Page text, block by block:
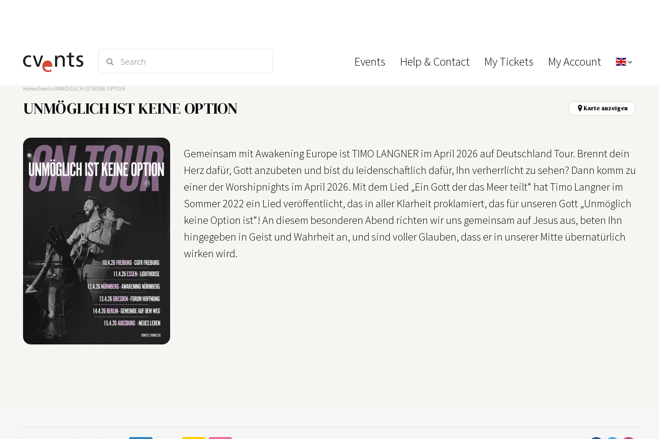
Events Help & Contact My Tickets My Account
Home Events UNMÖGLICH IST KEINE OPTION
UNMÖGLICH IST KEINE OPTION Karte anzeigen
Gemeinsam mit Awakening Europe ist TIMO LANGNER im April 2026 auf Deutschland Tour. Brennt dein
Herz dafür, Gott anzubeten und bist du leidenschaftlich dafür, Ihn verherrlicht zu sehen? Dann komm zu
einer der Worshipnights im April 2026. Mit dem Lied „Ein Gott der das Meer teilt“ hat Timo Langner im
Sommer 2022 ein Lied veröffentlicht, das in aller Klarheit proklamiert, das für unseren Gott „Unmöglich
keine Option ist“! An diesem besonderen Abend richten wir uns gemeinsam auf Jesus aus, beten Ihn
hingegeben in Geist und Wahrheit an, und sind voller Glauben, dass er in unserer Mitte übernatürlich
wirken wird.